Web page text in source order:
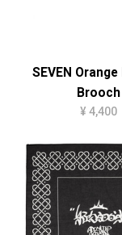
SEVEN Orange
Brooch
¥ 4,400